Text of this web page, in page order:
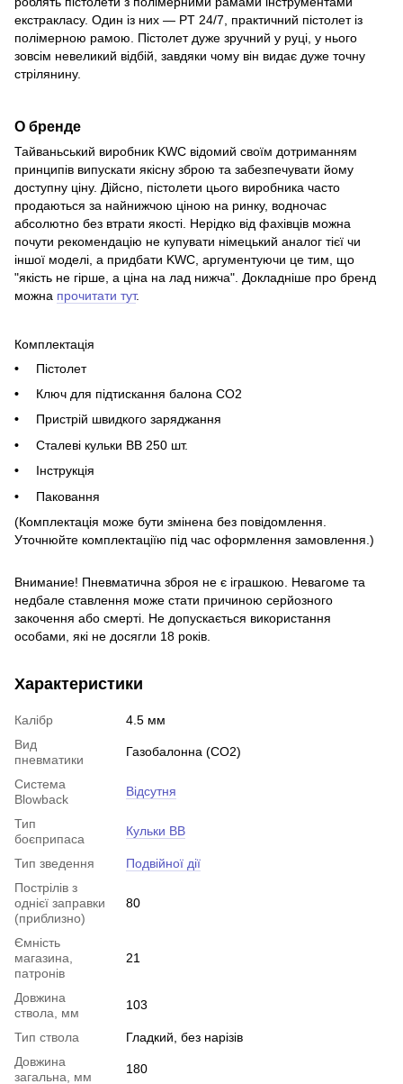
екстракласу. Один із них — PT 24/7, практичний пістолет із
полімерною рамою. Пістолет дуже зручний у руці, у нього
зовсім невеликий відбій, завдяки чому він видає дуже точну
стрілянину.
О бренде
Тайваньський виробник KWC відомий своїм дотриманням
принципів випускати якісну зброю та забезпечувати йому
доступну ціну. Дійсно, пістолети цього виробника часто
продаються за найнижчою ціною на ринку, водночас
абсолютно без втрати якості. Нерідко від фахівців можна
почути рекомендацію не купувати німецький аналог тієї чи
іншої моделі, а придбати KWC, аргументуючи це тим, що
"якість не гірше, а ціна на лад нижча". Докладніше про бренд
можна прочитати тут.
Комплектація
Пістолет
Ключ для підтискання балона CO2
Пристрій швидкого заряджання
Сталеві кульки BB 250 шт.
Інструкція
Паковання
(Комплектація може бути змінена без повідомлення.
Уточнюйте комплектаціїю під час оформлення замовлення.)
Внимание! Пневматична зброя не є іграшкою. Невагоме та
недбале ставлення може стати причиною серйозного
закочення або смерті. Не допускається використання
особами, які не досягли 18 років.
Характеристики
Калібр
4.5 мм
Вид
пневматики
Газобалонна (CO2)
Система
Blowback
Відсутня
Тип
боєприпаса
Кульки BB
Тип зведення
Подвійної дії
Пострілів з
однієї заправки
(приблизно)
80
Ємність
магазина,
патронів
21
Довжина
ствола, мм
103
Тип ствола
Гладкий, без нарізів
Довжина
загальна, мм
180